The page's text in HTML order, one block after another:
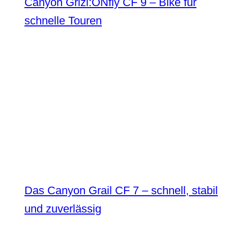
schnelle Touren
Das Canyon Grail CF 7 – schnell, stabil
und zuverlässig